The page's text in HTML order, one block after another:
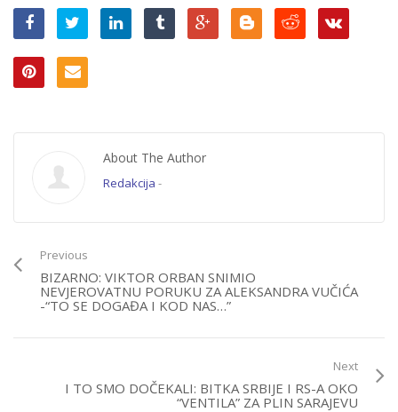
Kombi kaže da ću
dobiti…”
About The Author
Redakcija -
Previous
BIZARNO: VIKTOR ORBAN SNIMIO
NEVJEROVATNU PORUKU ZA ALEKSANDRA VUČIĆA
-“TO SE DOGAĐA I KOD NAS…”
Next
I TO SMO DOČEKALI: BITKA SRBIJE I RS-A OKO
“VENTILA” ZA PLIN SARAJEVU